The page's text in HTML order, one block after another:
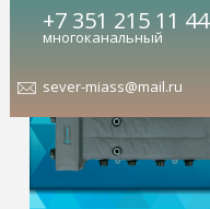
+7 351 215 11 44
многоканальный
sever-miass@mail.ru